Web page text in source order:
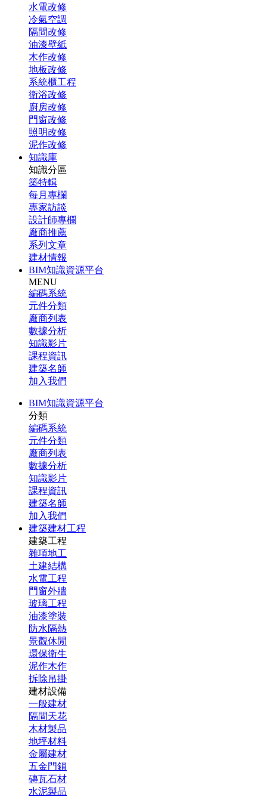
水電改修
冷氣空調
隔間改修
油漆壁紙
木作改修
地板改修
系統櫃工程
衛浴改修
廚房改修
門窗改修
照明改修
泥作改修
知識庫
知識分區
築特輯
每月專欄
專家訪談
設計師專欄
廠商推薦
系列文章
建材情報
BIM知識資源平台
MENU
編碼系統
元件分類
廠商列表
數據分析
知識影片
課程資訊
建築名師
加入我們
BIM知識資源平台
分類
編碼系統
元件分類
廠商列表
數據分析
知識影片
課程資訊
建築名師
加入我們
建築建材工程
建築工程
雜項地工
土建結構
水電工程
門窗外牆
玻璃工程
油漆塗裝
防水隔熱
景觀休閒
環保衛生
泥作木作
拆除吊掛
建材設備
一般建材
隔間天花
木材製品
地坪材料
金屬建材
五金門鎖
磚瓦石材
水泥製品